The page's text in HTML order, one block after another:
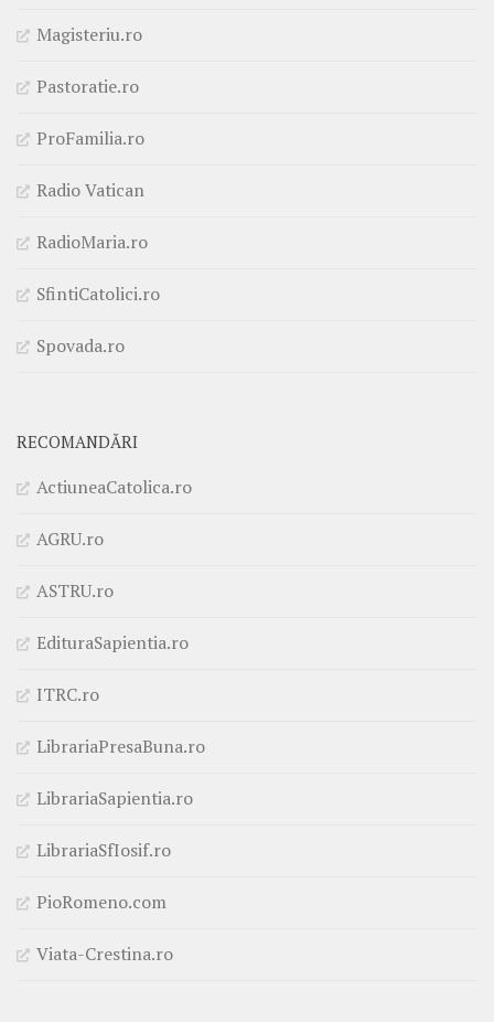
Magisteriu.ro
Pastoratie.ro
ProFamilia.ro
Radio Vatican
RadioMaria.ro
SfintiCatolici.ro
Spovada.ro
RECOMANDĂRI
ActiuneaCatolica.ro
AGRU.ro
ASTRU.ro
EdituraSapientia.ro
ITRC.ro
LibrariaPresaBuna.ro
LibrariaSapientia.ro
LibrariaSfIosif.ro
PioRomeno.com
Viata-Crestina.ro